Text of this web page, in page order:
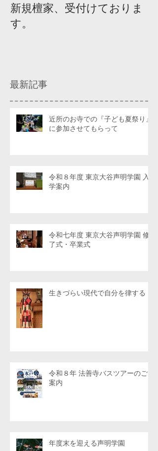
新規檀家、受付けておりま
す。
最新記事
近所のお寺での『子ども夏祭り』
に参加させてもらって
令和８年度 東京大谷声明学園 入
学案内
令和七年度 東京大谷声明学園 修
了式・卒業式
生きづらい現代で自分を律する
令和８年 法善寺バスツアーのご
案内
年度末を迎える声明学園